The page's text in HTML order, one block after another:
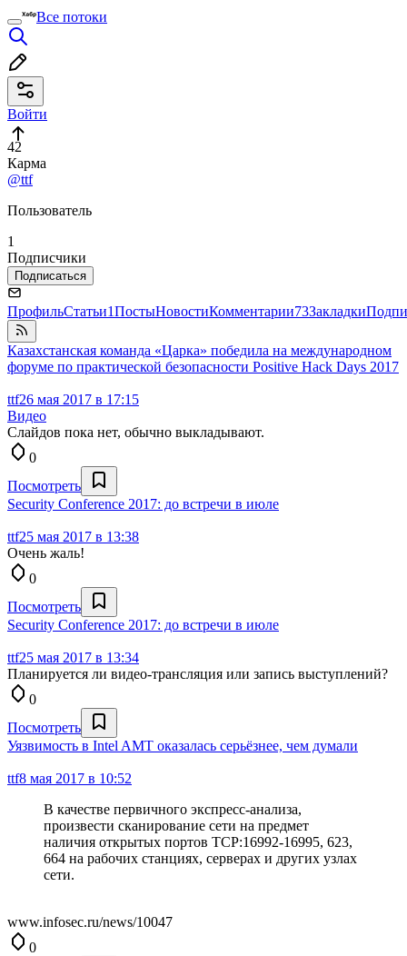
Все потоки
Войти
42
Карма
@ttf
Пользователь
1
Подписчики
Подписаться
ПрофильСтатьи1ПостыНовостиКомментарии73Закладки
Казахстанская команда «Царка» победила на международном
форуме по практической безопасности Positive Hack Days 2017
ttf26 мая 2017 в 17:15
Видео
Слайдов пока нет, обычно выкладывают.
0
Посмотреть
Security Conference 2017: до встречи в июле
ttf25 мая 2017 в 13:38
Очень жаль!
0
Посмотреть
Security Conference 2017: до встречи в июле
ttf25 мая 2017 в 13:34
Планируется ли видео-трансляция или запись выступлений?
0
Посмотреть
Уязвимость в Intel AMT оказалась серьёзнее, чем думали
ttf8 мая 2017 в 10:52
В качестве первичного экспресс-анализа,
произвести сканирование сети на предмет
наличия открытых портов TCP:16992-16995, 623,
664 на рабочих станциях, серверах и других узлах
сети.
www.infosec.ru/news/10047
0